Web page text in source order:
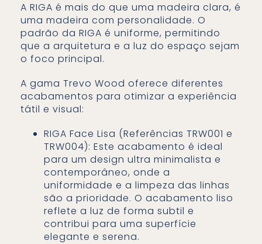
A RIGA é mais do que uma madeira clara, é
uma madeira com personalidade. O
padrão da RIGA é uniforme, permitindo
que a arquitetura e a luz do espaço sejam
o foco principal.
A gama Trevo Wood oferece diferentes
acabamentos para otimizar a experiência
tátil e visual:
RIGA Face Lisa (Referências TRW001 e
TRW004): Este acabamento é ideal
para um design ultra minimalista e
contemporâneo, onde a
uniformidade e a limpeza das linhas
são a prioridade. O acabamento liso
reflete a luz de forma subtil e
contribui para uma superfície
elegante e serena.